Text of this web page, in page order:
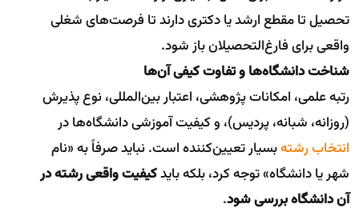
تحصیل تا مقطع ارشد یا دکتری دارند تا فرصت‌های شغلی
واقعی برای فارغ‌التحصیلان باز شود.
شناخت دانشگاه‌ها و تفاوت کیفی آن‌ها
رتبه علمی، امکانات پژوهشی، اعتبار بین‌المللی، نوع پذیرش
(روزانه، شبانه، پردیس)، و کیفیت آموزشی دانشگاه‌ها در
انتخاب رشتهبسیار تعیین‌کننده است. نباید صرفاً به «نام
شهر یا دانشگاه» توجه کرد، بلکه بایدکیفیت واقعی رشته در
آن دانشگاه بررسی شود.